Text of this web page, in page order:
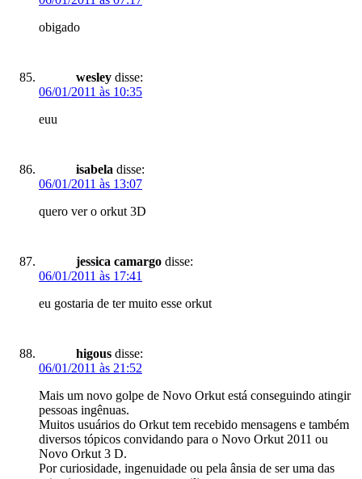
obigado
wesley disse:
06/01/2011 às 10:35
euu
isabela disse:
06/01/2011 às 13:07
quero ver o orkut 3D
jessica camargo disse:
06/01/2011 às 17:41
eu gostaria de ter muito esse orkut
higous disse:
06/01/2011 às 21:52
Mais um novo golpe de Novo Orkut está conseguindo atingir
pessoas ingênuas.
Muitos usuários do Orkut tem recebido mensagens e também
diversos tópicos convidando para o Novo Orkut 2011 ou
Novo Orkut 3 D.
Por curiosidade, ingenuidade ou pela ânsia de ser uma das